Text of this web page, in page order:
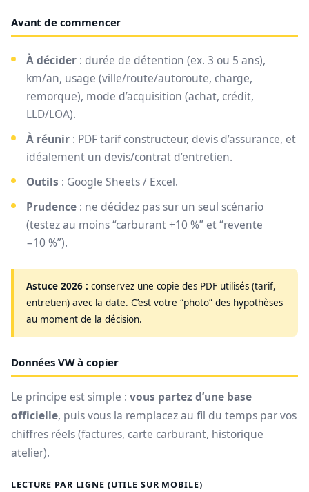
Avant de commencer
À décider : durée de détention (ex. 3 ou 5 ans),
km/an, usage (ville/route/autoroute, charge,
remorque), mode d’acquisition (achat, crédit,
LLD/LOA).
À réunir : PDF tarif constructeur, devis d’assurance, et
idéalement un devis/contrat d’entretien.
Outils : Google Sheets / Excel.
Prudence : ne décidez pas sur un seul scénario
(testez au moins “carburant +10 %” et “revente
−10 %”).
Astuce 2026 : conservez une copie des PDF utilisés (tarif,
entretien) avec la date. C’est votre “photo” des hypothèses
au moment de la décision.
Données VW à copier
Le principe est simple : vous partez d’une base
officielle, puis vous la remplacez au fil du temps par vos
chiffres réels (factures, carte carburant, historique
atelier).
LECTURE PAR LIGNE (UTILE SUR MOBILE)